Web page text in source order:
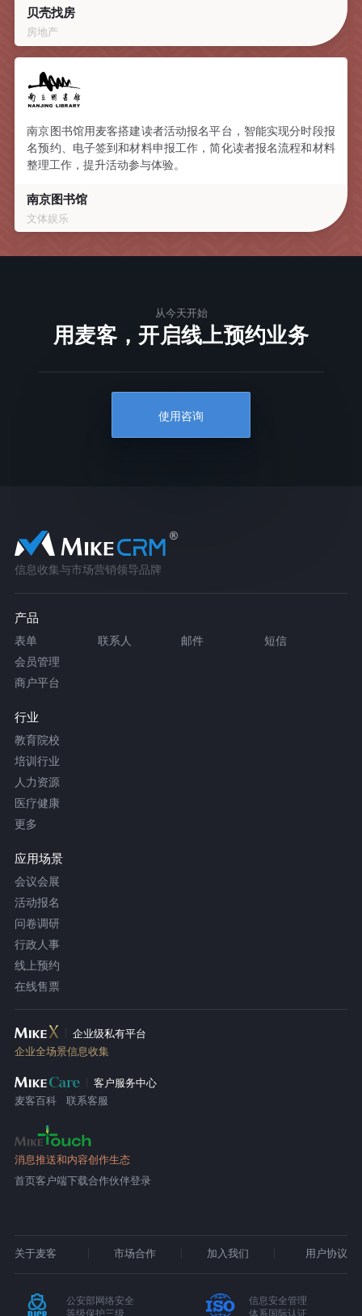
贝壳找房
房地产
南京图书馆用麦客搭建读者活动报名平台，智能实现分时段报
名预约、电子签到和材料申报工作，简化读者报名流程和材料
整理工作，提升活动参与体验。
南京图书馆
文体娱乐
从今天开始
用麦客，开启线上预约业务
使用咨询
信息收集与市场营销领导品牌
产品
表单 联系人 邮件
短信
会员管理
商户平台
行业
教育院校
培训行业
人力资源
医疗健康
更多
应用场景
会议会展
活动报名
问卷调研
行政人事
线上预约
在线售票
企业级私有平台
企业全场景信息收集
客户服务中心
麦客百科
联系客服
消息推送和内容创作生态
首页客户端下载合作伙伴登录
关于麦客 市场合作 加入我们 用户协议
公安部网络安全
等级保护三级
信息安全管理
体系国际认证